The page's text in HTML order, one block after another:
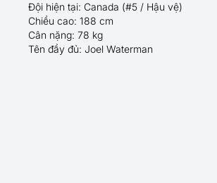
Đội hiện tại: Canada (#5 / Hậu vệ)
Chiều cao: 188 cm
Cân nặng: 78 kg
Tên đầy đủ: Joel Waterman